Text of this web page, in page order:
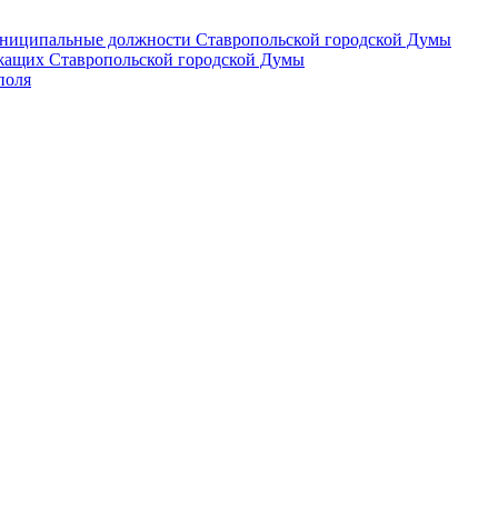
должности Ставропольской городской Думы
Ставропольской городской Думы